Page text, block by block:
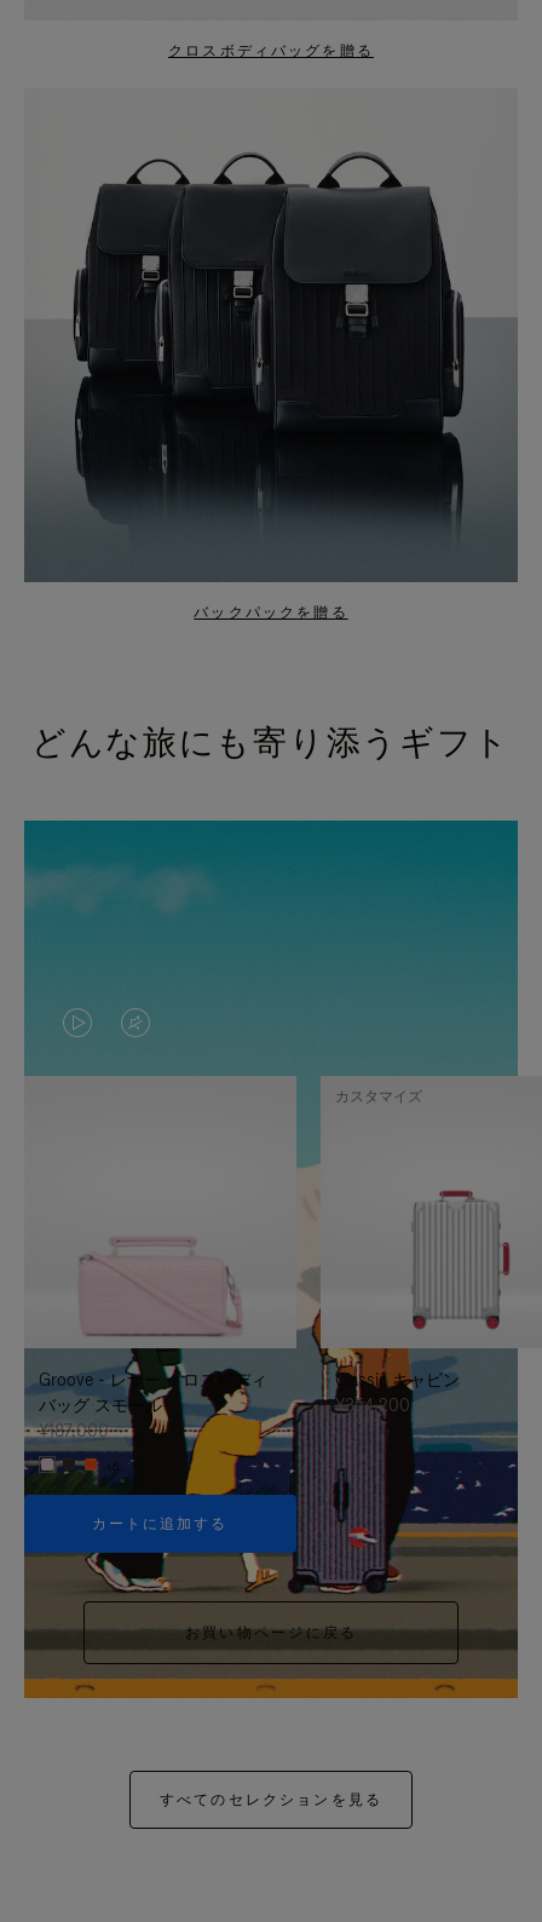
クロスボディバッグを贈る
バックパックを贈る
どんな旅にも寄り添うギフト
VIDEO
IS
TO
IT
VIDEO
IS
UNMUTE
IT
Groove - レザー クロスボディ
バッグ スモール
¥187,000
+5
カートに追加する
Classic キャビン
¥354,200
カスタマイズ
お買い物ページに戻る
すべてのセレクションを見る